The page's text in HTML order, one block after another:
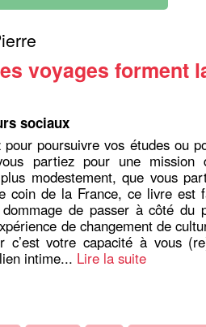
voyages forment
sociaux
poursuivre vos études ou
partiez pour une mission
modestement, que vous
coin de la France, ce livre est
de passer à côté du
de changement de
c’est votre capacité à vous
intime... Lire la suite